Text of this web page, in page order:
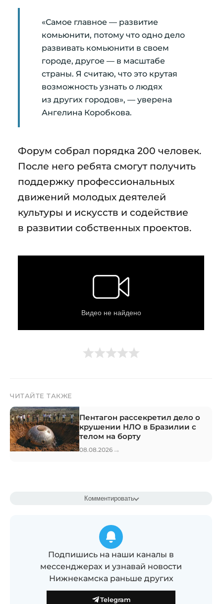
«Самое главное — развитие
комьюнити, потому что одно дело
развивать комьюнити в своем
городе, другое — в масштабе
страны. Я считаю, что это крутая
возможность узнать о людях
из других городов», — уверена
Ангелина Коробкова.
Форум собрал порядка 200 человек.
После него ребята смогут получить
поддержку профессиональных
движений молодых деятелей
культуры и искусств и содействие
в развитии собственных проектов.
ЧИТАЙТЕ ТАКЖЕ
Пентагон рассекретил дело о
крушении НЛО в Бразилии с
телом на борту
08.08.2026 →
Комментировать
Подпишись на наши каналы в
мессенджерах и узнавай новости
Нижнекамска раньше других
Telegram